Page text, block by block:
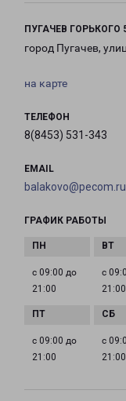
ПУГАЧЕВ ГОРЬКОГО
город Пугачев,
на карте
ТЕЛЕФОН
8(8453) 531-343
EMAIL
balakovo@pecom.ru
ГРАФИК РАБОТЫ
с 09:00 до
21:00
с
21:00
с 09:00 до
21:00
с
21:00